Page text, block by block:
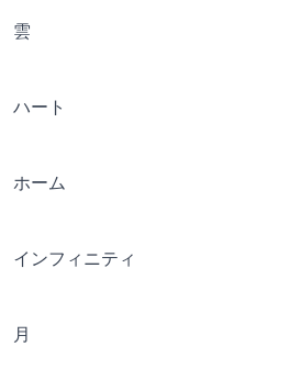
雲
ハート
ホーム
インフィニティ
月